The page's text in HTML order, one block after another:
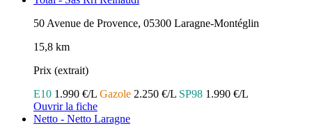
50 Avenue de Provence, 05300 Laragne-Montéglin
15,8 km
Prix (extrait)
E10 1.990 €/L Gazole 2.250 €/L SP98 1.990 €/L
Ouvrir la fiche
Netto - Netto Laragne